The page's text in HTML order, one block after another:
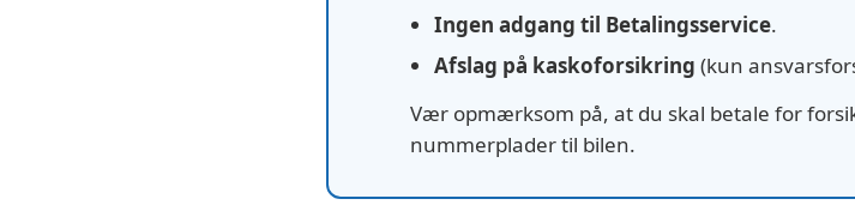
Ingen adgang til Betalingsservice.
Afslag på kaskoforsikring (kun
Vær opmærksom på, at du skal betale for
nummerplader til bilen.